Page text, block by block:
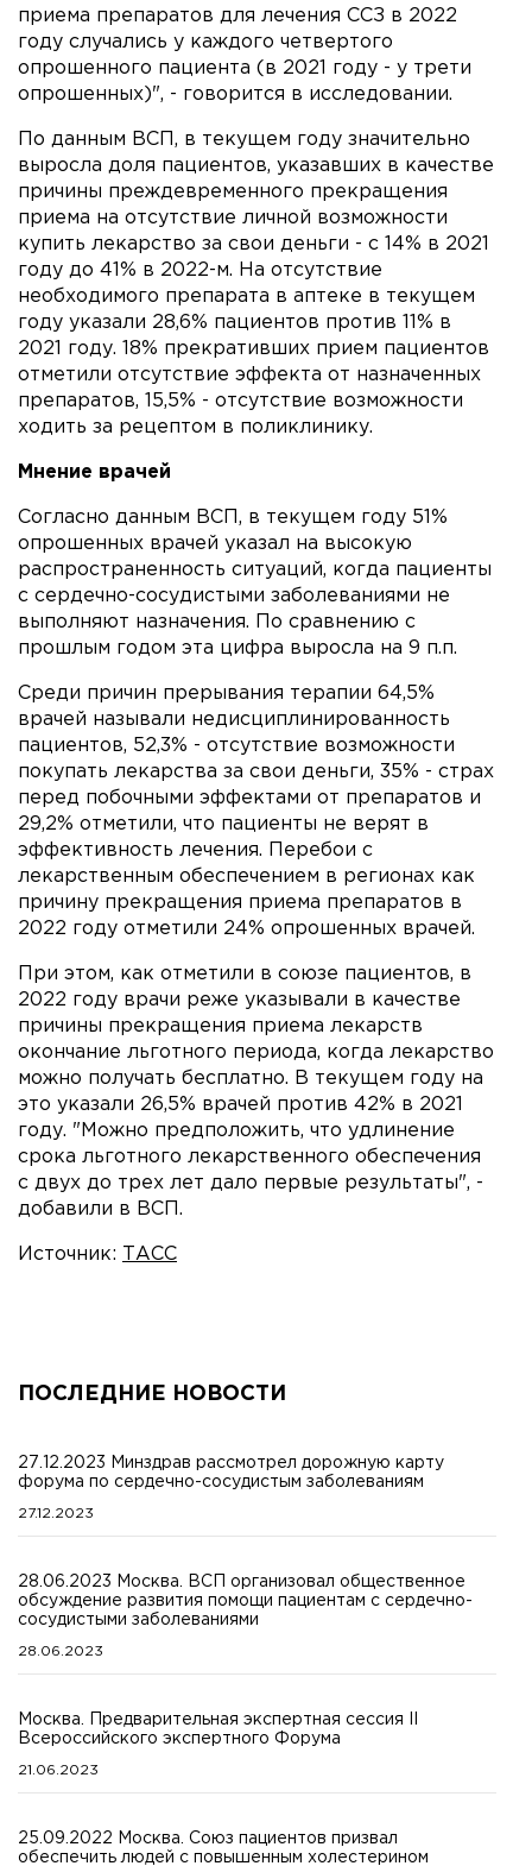
приема препаратов для лечения ССЗ в 2022
году случались у каждого четвертого
опрошенного пациента (в 2021 году - у трети
опрошенных)", - говорится в исследовании.
По данным ВСП, в текущем году значительно
выросла доля пациентов, указавших в качестве
причины преждевременного прекращения
приема на отсутствие личной возможности
купить лекарство за свои деньги - с 14% в 2021
году до 41% в 2022-м. На отсутствие
необходимого препарата в аптеке в текущем
году указали 28,6% пациентов против 11% в
2021 году. 18% прекративших прием пациентов
отметили отсутствие эффекта от назначенных
препаратов, 15,5% - отсутствие возможности
ходить за рецептом в поликлинику.
Мнение врачей
Согласно данным ВСП, в текущем году 51%
опрошенных врачей указал на высокую
распространенность ситуаций, когда пациенты
с сердечно-сосудистыми заболеваниями не
выполняют назначения. По сравнению с
прошлым годом эта цифра выросла на 9 п.п.
Среди причин прерывания терапии 64,5%
врачей называли недисциплинированность
пациентов, 52,3% - отсутствие возможности
покупать лекарства за свои деньги, 35% - страх
перед побочными эффектами от препаратов и
29,2% отметили, что пациенты не верят в
эффективность лечения. Перебои с
лекарственным обеспечением в регионах как
причину прекращения приема препаратов в
2022 году отметили 24% опрошенных врачей.
При этом, как отметили в союзе пациентов, в
2022 году врачи реже указывали в качестве
причины прекращения приема лекарств
окончание льготного периода, когда лекарство
можно получать бесплатно. В текущем году на
это указали 26,5% врачей против 42% в 2021
году. "Можно предположить, что удлинение
срока льготного лекарственного обеспечения
с двух до трех лет дало первые результаты", -
добавили в ВСП.
Источник: ТАСС
ПОСЛЕДНИЕ НОВОСТИ
27.12.2023 Минздрав рассмотрел дорожную карту
форума по сердечно-сосудистым заболеваниям
27.12.2023
28.06.2023 Москва. ВСП организовал общественное
обсуждение развития помощи пациентам с сердечно-
сосудистыми заболеваниями
28.06.2023
Москва. Предварительная экспертная сессия II
Всероссийского экспертного Форума
21.06.2023
25.09.2022 Москва. Союз пациентов призвал
обеспечить людей с повышенным холестерином